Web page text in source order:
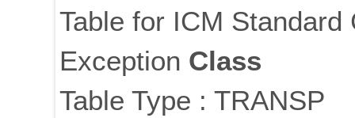
Table for ICM
Exception Class
Table Type : TRANSP